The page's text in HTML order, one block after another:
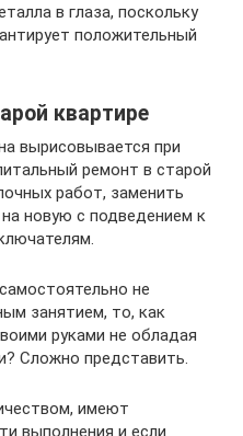
в глаза, поскольку
положительный
квартире
вырисовывается при
ремонт в старой
работ, заменить
новую с подведением к
не
занятием, то, как
руками не обладая
Сложно представить.
имеют
выполнения и если